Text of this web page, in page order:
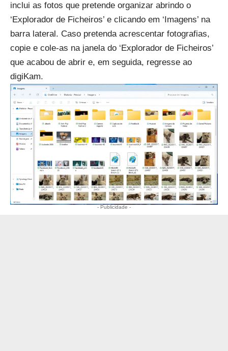
inclui as fotos que pretende organizar abrindo o
‘Explorador de Ficheiros’ e clicando em ‘Imagens’ na
barra lateral. Caso pretenda acrescentar fotografias,
copie e cole-as na janela do ‘Explorador de Ficheiros’
que acabou de abrir e, em seguida, regresse ao
digiKam.
- Publicidade -